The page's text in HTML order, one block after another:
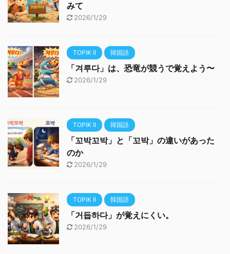
みて
2026/1/29
TOPIK II 韓国語
「겨루다」は、恐竜が競うで覚えよう〜
2026/1/29
TOPIK II 韓国語
「꼬박꼬박」と「꼬박」の違いがあった
のか
2026/1/29
TOPIK II 韓国語
「거듭하다」が覚えにくい。
2026/1/29